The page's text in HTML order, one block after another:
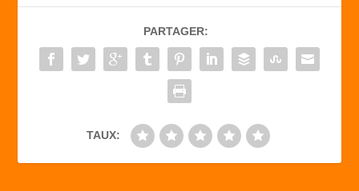
b
o
o
d
o
n
er
PARTAGER:
TAUX: